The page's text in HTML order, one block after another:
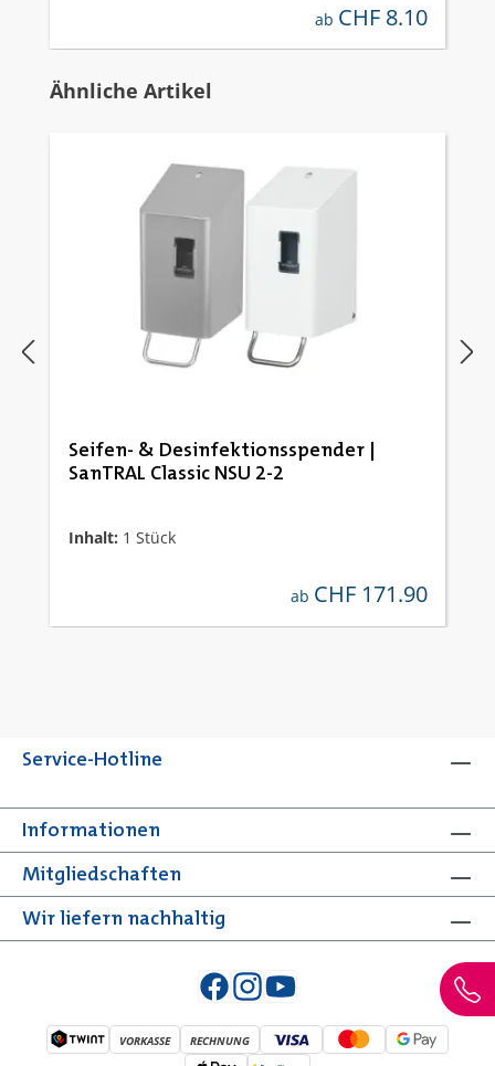
regulärer preis:
ab CHF 8.10
Produktgalerie überspringen
Ähnliche Artikel
Seifen- & Desinfektionsspender |
SanTRAL Classic NSU 2-2
Inhalt: 1 Stück
regulärer preis:
ab CHF 171.90
Service-Hotline
Mitgliedschaften
Informationen
Wir liefern nachhaltig
VORKASSE RECHNUNG